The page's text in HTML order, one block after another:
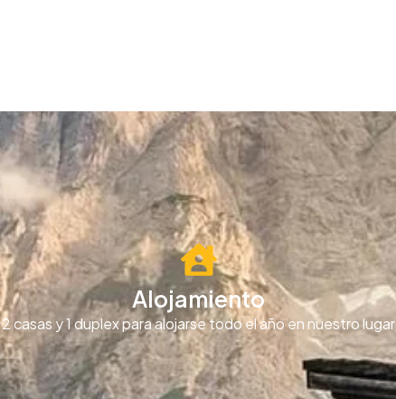
Alojamiento
2 casas y 1 duplex para alojarse todo el año en nuestro lugar